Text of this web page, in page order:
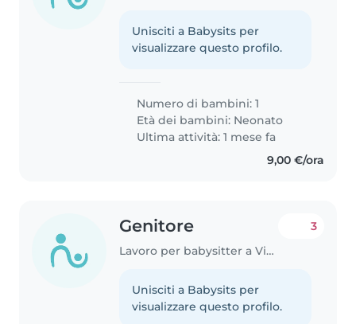
Unisciti a Babysits per
visualizzare questo profilo.
Numero di bambini: 1
Età dei bambini: Neonato
Ultima attività: 1 mese fa
9,00 €/ora
Genitore
Lavoro per babysitter a Vicenza
3
Unisciti a Babysits per
visualizzare questo profilo.